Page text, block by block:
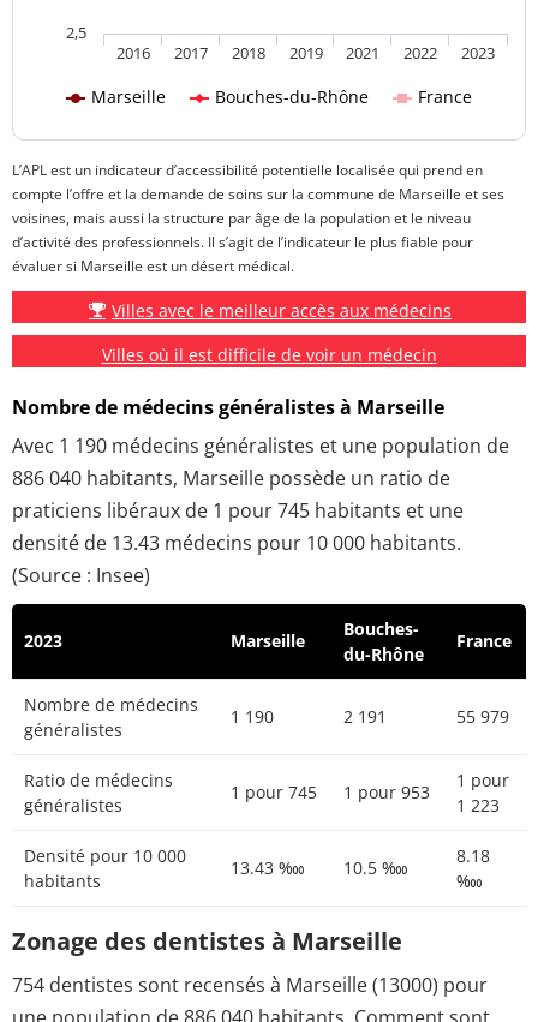
Marseille Bouches-du-Rhône France
2016 2017 2018 2019 2021 2022 2023
2,5
L’APL est un indicateur d’accessibilité potentielle localisée qui prend en
compte l’offre et la demande de soins sur la commune de Marseille et ses
voisines, mais aussi la structure par âge de la population et le niveau
d’activité des professionnels. Il s’agit de l’indicateur le plus fiable pour
évaluer si Marseille est un désert médical.
Villes avec le meilleur accès aux médecins
Villes où il est difficile de voir un médecin
Nombre de médecins généralistes à Marseille
Avec 1 190 médecins généralistes et une population de
886 040 habitants, Marseille possède un ratio de
praticiens libéraux de 1 pour 745 habitants et une
densité de 13.43 médecins pour 10 000 habitants.
(Source : Insee)
2023 Marseille
Bouches-
du-Rhône
France
Nombre de médecins
généralistes
1 190 2 191 55 979
Ratio de médecins
généralistes
1 pour 745 1 pour 953
1 pour
1 223
Densité pour 10 000
habitants
13.43 ‱ 10.5 ‱
8.18
‱
Zonage des dentistes à Marseille
754 dentistes sont recensés à Marseille (13000) pour